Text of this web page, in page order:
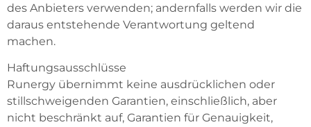
des Anbieters verwenden; andernfalls werden wir die
daraus entstehende Verantwortung geltend
machen.
Haftungsausschlüsse
Runergy übernimmt keine ausdrücklichen oder
stillschweigenden Garantien, einschließlich, aber
nicht beschränkt auf, Garantien für Genauigkeit,